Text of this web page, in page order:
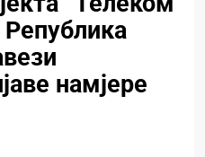
Република
намјере